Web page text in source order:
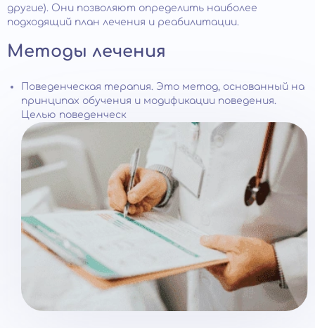
другие). Они позволяют определить наиболее
подходящий план лечения и реабилитации.
Методы лечения
Поведенческая терапия. Это метод, основанный на
принципах обучения и модификации поведения.
Целью поведенческ